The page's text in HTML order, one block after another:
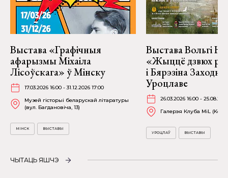
Выстава «Графічныя
афарызмы Міхаіла
Лісоўскага» ў Мінску
17.03.2026 16:00 - 31.12.2026 17:00
Музей гісторыі беларускай літаратуры
(вул. Багдановіча, 13)
МІНСК ВЫСТАВЫ
Выстава Вольгі
«Жыццё дзвюх
і Бярэзіна
Уроцлаве
26.03.2026 16:00 -
Галерэя Клуба MiL
УРОЦЛАЎ ВЫСТАВЫ
ЧЫТАЦЬ ЯШЧЭ